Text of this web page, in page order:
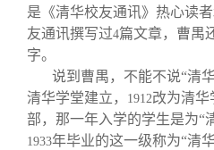
是《清华校友通讯》热心读
友通讯撰写过4篇文章，曹禺
字。
说到曹禺，不能不说“清
清华学堂建立， 1912改为清华
部，那一年入学的学生是为“
1933年毕业的这一级称为“清